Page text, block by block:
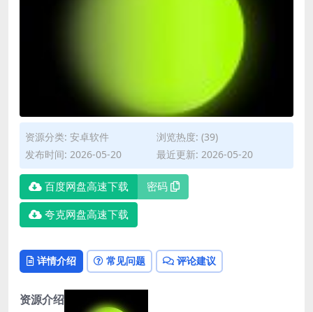
资源分类: 安卓软件
浏览热度: (39)
发布时间: 2026-05-20
最近更新: 2026-05-20
百度网盘高速下载 密码
夸克网盘高速下载
详情介绍 常见问题 评论建议
资源介绍